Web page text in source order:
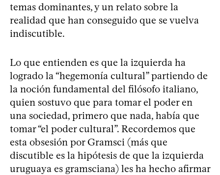
temas dominantes, y un relato sobre la
realidad que han conseguido que se vuelva
indiscutible.
Lo que entienden es que la izquierda ha
logrado la “hegemonía cultural” partiendo de
la noción fundamental del filósofo italiano,
quien sostuvo que para tomar el poder en
una sociedad, primero que nada, había que
tomar “el poder cultural”. Recordemos que
esta obsesión por Gramsci (más que
discutible es la hipótesis de que la izquierda
uruguaya es gramsciana) les ha hecho afirmar